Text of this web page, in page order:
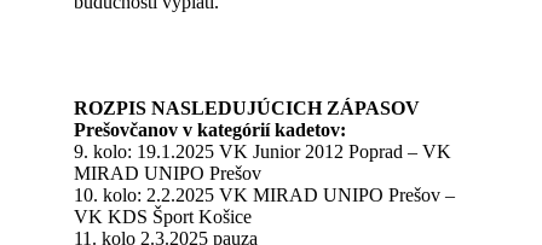
ROZPIS NASLEDUJÚCICH ZÁPASOV
Prešovčanov v kategórií kadetov:
9. kolo: 19.1.2025 VK Junior 2012 Poprad – VK
MIRAD UNIPO Prešov
10. kolo: 2.2.2025 VK MIRAD UNIPO Prešov –
VK KDS Šport Košice
11. kolo 2.3.2025 pauza